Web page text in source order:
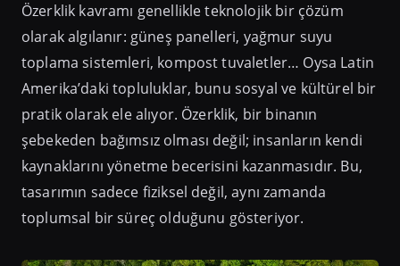
Özerklik kavramı genellikle teknolojik bir çözüm
olarak algılanır: güneş panelleri, yağmur suyu
toplama sistemleri, kompost tuvaletler… Oysa Latin
Amerika’daki topluluklar, bunu sosyal ve kültürel bir
pratik olarak ele alıyor. Özerklik, bir binanın
şebekeden bağımsız olması değil; insanların kendi
kaynaklarını yönetme becerisini kazanmasıdır. Bu,
tasarımın sadece fiziksel değil, aynı zamanda
toplumsal bir süreç olduğunu gösteriyor.